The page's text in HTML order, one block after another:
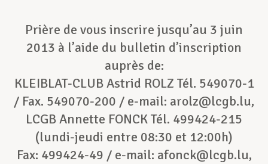
Prière de vous inscrire jusqu’au 3 juin
2013 à l’aide du bulletin d’inscription
auprès de:
KLEIBLAT-CLUB Astrid ROLZ Tél. 549070-1
/ Fax. 549070-200 / e-mail: arolz@lcgb.lu,
LCGB Annette FONCK Tél. 499424-215
(lundi-jeudi entre 08:30 et 12:00h)
Fax: 499424-49 / e-mail: afonck@lcgb.lu,